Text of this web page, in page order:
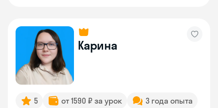
Карина
5 от 1590 ₽ за урок
3 года опыта